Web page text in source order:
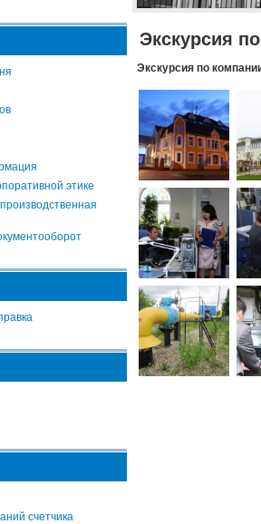
этике
счетчика
Экскурсия
Экскурсия по